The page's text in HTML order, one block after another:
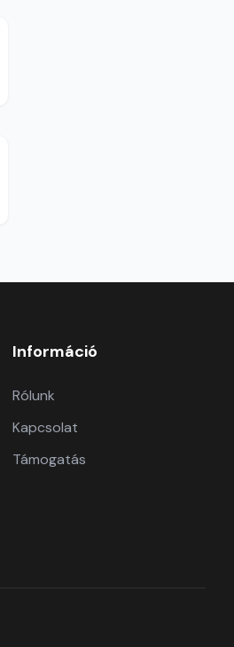
Információ
Rólunk
Kapcsolat
Támogatás